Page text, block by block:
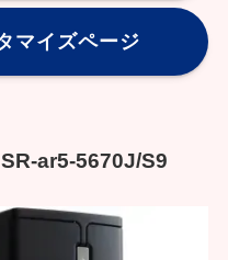
マイズページ
ar5-5670J/S9